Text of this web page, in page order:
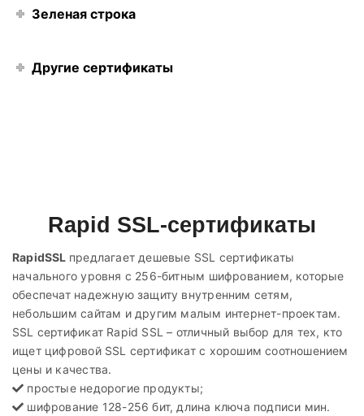
Зеленая строка
Другие сертификаты
Rapid SSL-сертификаты
RapidSSL предлагает дешевые SSL сертификаты
начального уровня с 256-битным шифрованием, которые
обеспечат надежную защиту внутренним сетям,
небольшим сайтам и другим малым интернет-проектам.
SSL сертификат Rapid SSL – отличный выбор для тех, кто
ищет цифровой SSL сертификат с хорошим соотношением
цены и качества.
простые недорогие продукты;
шифрование 128-256 бит, длина ключа подписи мин.